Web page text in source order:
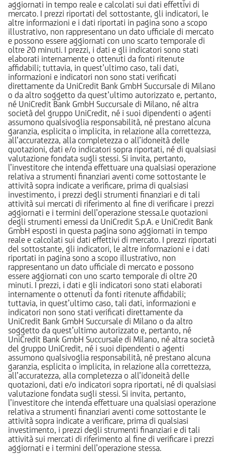
aggiornati in tempo reale e calcolati sui dati effettivi di
mercato. I prezzi riportati del sottostante, gli indicatori, le
altre informazioni e i dati riportati in pagina sono a scopo
illustrativo, non rappresentano un dato ufficiale di mercato
e possono essere aggiornati con uno scarto temporale di
oltre 20 minuti. I prezzi, i dati e gli indicatori sono stati
elaborati internamente o ottenuti da fonti ritenute
affidabili; tuttavia, in quest’ultimo caso, tali dati,
informazioni e indicatori non sono stati verificati
direttamente da UniCredit Bank GmbH Succursale di Milano
o da altro soggetto da quest’ultimo autorizzato e, pertanto,
né UniCredit Bank GmbH Succursale di Milano, né altra
società del gruppo UniCredit, né i suoi dipendenti o agenti
assumono qualsivoglia responsabilità, né prestano alcuna
garanzia, esplicita o implicita, in relazione alla correttezza,
all’accuratezza, alla completezza o all’idoneità delle
quotazioni, dati e/o indicatori sopra riportati, né di qualsiasi
valutazione fondata sugli stessi. Si invita, pertanto,
l’investitore che intenda effettuare una qualsiasi operazione
relativa a strumenti finanziari aventi come sottostante le
attività sopra indicate a verificare, prima di qualsiasi
investimento, i prezzi degli strumenti finanziari e di tali
attività sui mercati di riferimento al fine di verificare i prezzi
aggiornati e i termini dell’operazione stessa.Le quotazioni
degli strumenti emessi da UniCredit S.p.A. e UniCredit Bank
GmbH esposti in questa pagina sono aggiornati in tempo
reale e calcolati sui dati effettivi di mercato. I prezzi riportati
del sottostante, gli indicatori, le altre informazioni e i dati
riportati in pagina sono a scopo illustrativo, non
rappresentano un dato ufficiale di mercato e possono
essere aggiornati con uno scarto temporale di oltre 20
minuti. I prezzi, i dati e gli indicatori sono stati elaborati
internamente o ottenuti da fonti ritenute affidabili;
tuttavia, in quest’ultimo caso, tali dati, informazioni e
indicatori non sono stati verificati direttamente da
UniCredit Bank GmbH Succursale di Milano o da altro
soggetto da quest’ultimo autorizzato e, pertanto, né
UniCredit Bank GmbH Succursale di Milano, né altra società
del gruppo UniCredit, né i suoi dipendenti o agenti
assumono qualsivoglia responsabilità, né prestano alcuna
garanzia, esplicita o implicita, in relazione alla correttezza,
all’accuratezza, alla completezza o all’idoneità delle
quotazioni, dati e/o indicatori sopra riportati, né di qualsiasi
valutazione fondata sugli stessi. Si invita, pertanto,
l’investitore che intenda effettuare una qualsiasi operazione
relativa a strumenti finanziari aventi come sottostante le
attività sopra indicate a verificare, prima di qualsiasi
investimento, i prezzi degli strumenti finanziari e di tali
attività sui mercati di riferimento al fine di verificare i prezzi
aggiornati e i termini dell’operazione stessa.